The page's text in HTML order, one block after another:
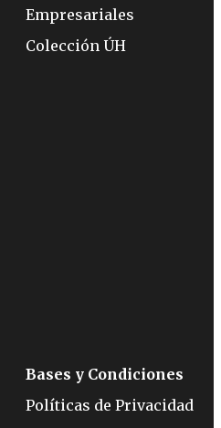
Empresariales
Colección ÚH
Bases y Condiciones
Políticas de Privacidad